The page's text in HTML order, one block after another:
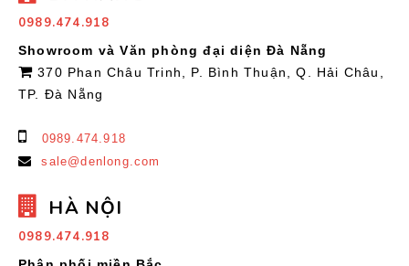
0989.474.918
Showroom và Văn phòng đại diện Đà Nẵng
370 Phan Châu Trinh, P. Bình Thuận, Q. Hải Châu,
TP. Đà Nẵng
0989.474.918
sale@denlong.com
HÀ NỘI
0989.474.918